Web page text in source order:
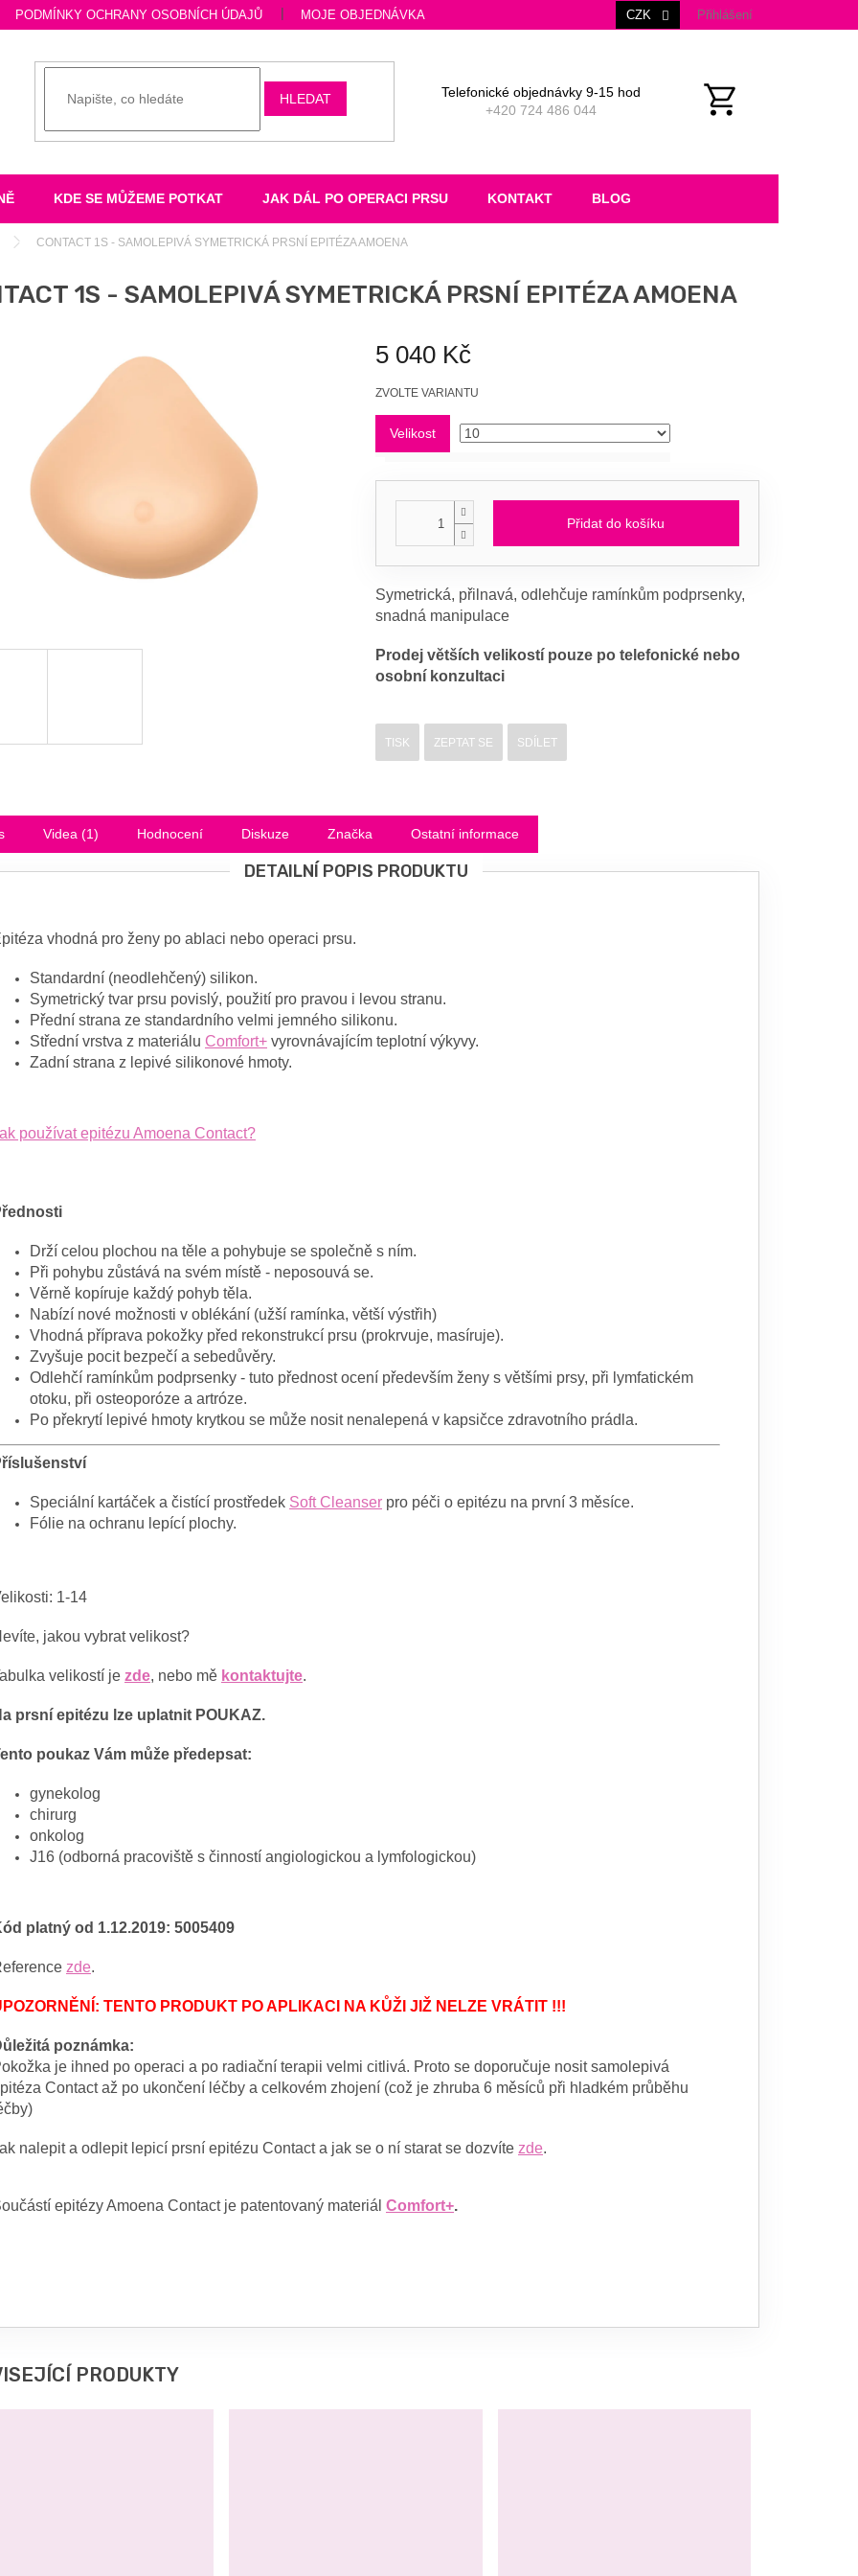
PODMÍNKY OCHRANY OSOBNÍCH ÚDAJŮ MOJE OBJEDNÁVKA CZK Přihlášení
HLEDAT
Telefonické objednávky 9-15 hod
+420 724 486 044
KDE SE MŮŽEME POTKAT JAK DÁL PO OPERACI PRSU KONTAKT BLOG
CONTACT 1S - SAMOLEPIVÁ SYMETRICKÁ PRSNÍ EPITÉZA AMOENA
1S - SAMOLEPIVÁ SYMETRICKÁ PRSNÍ EPITÉZA AMOENA
5 040 Kč
Měrná
ZVOLTE VARIANTU
Velikost
Přidat do košíku
Symetrická, přilnavá, odlehčuje ramínkům podprsenky,
snadná manipulace
Prodej větších velikostí pouze po telefonické nebo
osobní konzultaci
TISK ZEPTAT SE SDÍLET
Videa (1) Hodnocení Diskuze Značka Ostatní informace
DETAILNÍ POPIS PRODUKTU
vhodná pro ženy po ablaci nebo operaci prsu.
Standardní (neodlehčený) silikon.
Symetrický tvar prsu povislý, použití pro pravou i levou stranu.
Přední strana ze standardního velmi jemného silikonu.
Střední vrstva z materiálu Comfort+ vyrovnávajícím teplotní výkyvy.
Zadní strana z lepivé silikonové hmoty.
používat epitézu Amoena Contact?
Drží celou plochou na těle a pohybuje se společně s ním.
Při pohybu zůstává na svém místě - neposouvá se.
Věrně kopíruje každý pohyb těla.
Nabízí nové možnosti v oblékání (užší ramínka, větší výstřih)
Vhodná příprava pokožky před rekonstrukcí prsu (prokrvuje, masíruje).
Zvyšuje pocit bezpečí a sebedůvěry.
Odlehčí ramínkům podprsenky - tuto přednost ocení především ženy s většími prsy, při lymfatickém
otoku, při osteoporóze a artróze.
Po překrytí lepivé hmoty krytkou se může nosit nenalepená v kapsičce zdravotního prádla.
Speciální kartáček a čistící prostředek Soft Cleanser pro péči o epitézu na první 3 měsíce.
Fólie na ochranu lepící plochy.
1-14
jakou vybrat velikost?
velikostí je zde, nebo mě kontaktujte.
prsní epitézu lze uplatnit POUKAZ.
poukaz Vám může předepsat:
gynekolog
chirurg
onkolog
J16 (odborná pracoviště s činností angiologickou a lymfologickou)
platný od 1.12.2019: 5005409
zde.
TENTO PRODUKT PO APLIKACI NA KŮŽI JIŽ NELZE VRÁTIT !!!
poznámka:
je ihned po operaci a po radiační terapii velmi citlivá. Proto se doporučuje nosit samolepivá
Contact až po ukončení léčby a celkovém zhojení (což je zhruba 6 měsíců při hladkém průběhu
nalepit a odlepit lepicí prsní epitézu Contact a jak se o ní starat se dozvíte zde.
epitézy Amoena Contact je patentovaný materiál Comfort+.
PRODUKTY